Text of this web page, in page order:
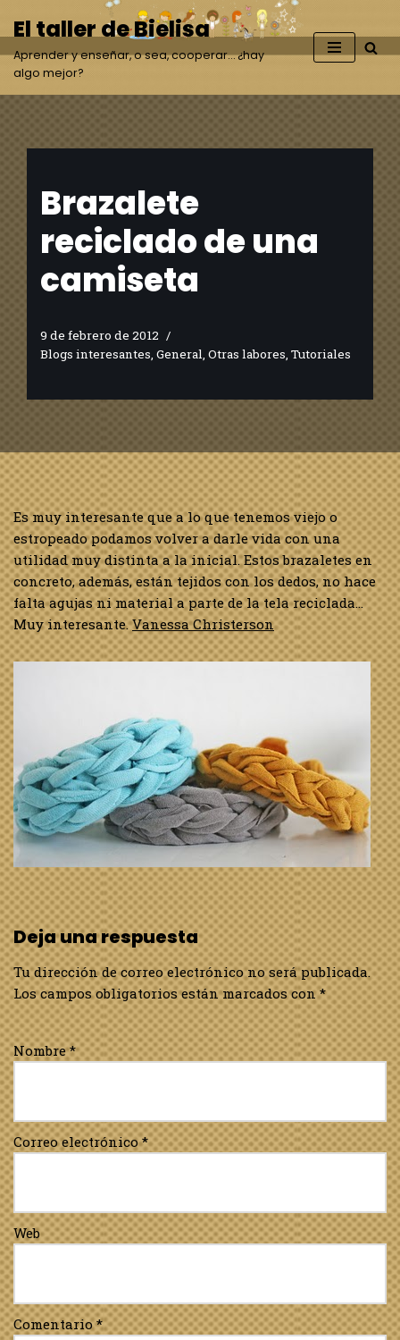
Saltar
al
contenido
El taller de Bielisa
Aprender y enseñar, o sea, cooperar… ¿hay
algo mejor?
Brazalete
reciclado de una
camiseta
9 de febrero de 2012
Blogs interesantes General Otras labores Tutoriales
Es muy interesante que a lo que tenemos viejo o
estropeado podamos volver a darle vida con una
utilidad muy distinta a la inicial. Estos brazaletes en
concreto, además, están tejidos con los dedos, no hace
falta agujas ni material a parte de la tela reciclada…
Muy interesante.Vanessa Christerson
Deja una respuesta
Tu dirección de correo electrónico no será publicada.
Los campos obligatorios están marcados con*
Nombre*
Correo electrónico*
Web
Comentario*